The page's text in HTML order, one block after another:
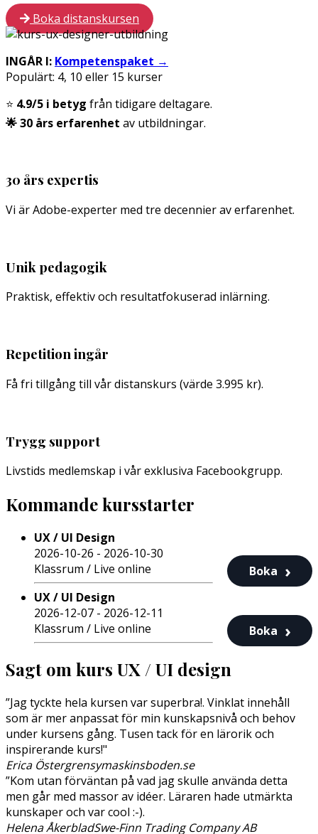
Boka distanskursen
INGÅR I: Kompetenspaket →
Populärt: 4, 10 eller 15 kurser
⭐ 4.9/5 i betyg från tidigare deltagare.
🌟 30 års erfarenhet av utbildningar.
30 års expertis
Vi är Adobe-experter med tre decennier av erfarenhet.
Unik pedagogik
Praktisk, effektiv och resultatfokuserad inlärning.
Repetition ingår
Få fri tillgång till vår distanskurs (värde 3.995 kr).
Trygg support
Livstids medlemskap i vår exklusiva Facebookgrupp.
Kommande kursstarter
UX / UI Design
2026-10-26 - 2026-10-30
Klassrum / Live online
Boka
UX / UI Design
2026-12-07 - 2026-12-11
Klassrum / Live online
Boka
Sagt om kurs UX / UI design
”Jag tyckte hela kursen var superbra!. Vinklat innehåll
som är mer anpassat för min kunskapsnivå och behov
under kursens gång. Tusen tack för en lärorik och
inspirerande kurs!"
Erica Östergrensymaskinsboden.se
”Kom utan förväntan på vad jag skulle använda detta
men går med massor av idéer. Läraren hade utmärkta
kunskaper och var cool :-).
Helena ÅkerbladSwe-Finn Trading Company AB